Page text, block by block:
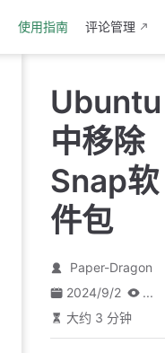
使用指南 评论管理
Ubuntu
中移除
Snap软
件包
Paper-Dragon
2024/9/2
...
大约 3 分钟